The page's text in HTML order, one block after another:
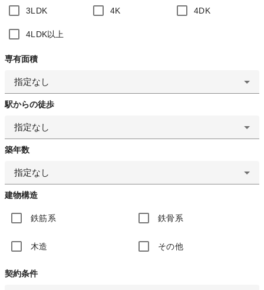
3LDK 4K 4DK
4LDK以上
専有面積
指定なし
駅からの徒歩
指定なし
築年数
指定なし
建物構造
鉄筋系 鉄骨系
木造 その他
契約条件